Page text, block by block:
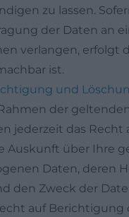
zu lassen.
der Daten an
verlangen, erfolgt
ist.
und
der
jederzeit das Recht
Auskunft über Ihre
Daten, deren
den Zweck der
auf Berichtigung